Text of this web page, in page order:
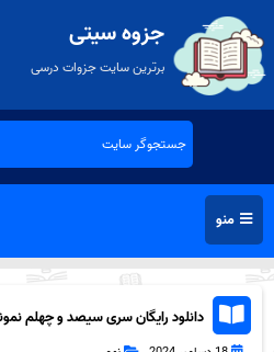
جزوه سیتی
برترین سایت جزوات درسی
منو
دانلود رایگان سری سیصد و چهلم
اجتماعی نهم به همراه pdf